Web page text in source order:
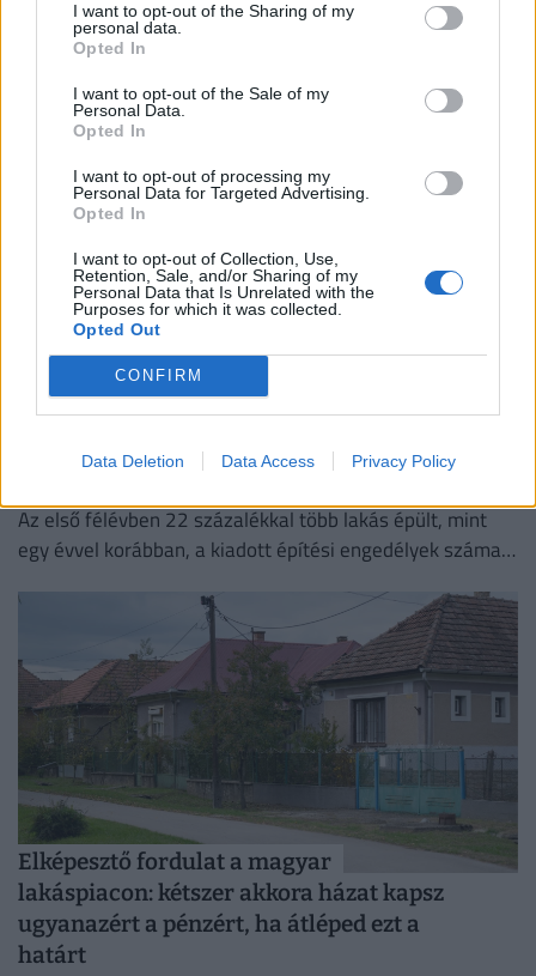
I want to opt-out of the Sharing of my
personal data.
Opted In
I want to opt-out of the Sale of my
Personal Data.
Opted In
I want to opt-out of processing my
Personal Data for Targeted Advertising.
Opted In
I want to opt-out of Collection, Use,
Retention, Sale, and/or Sharing of my
Personal Data that Is Unrelated with the
Purposes for which it was collected.
Opted Out
CONFIRM
Data Deletion Data Access Privacy Policy
az új Sziget-őrült
Friss foglalási adatok alapján 82 különböző országból
idején,
Döbbenetes szakadék a magyar
lakáspiacon: van olyan vármegye, ahol
Az első félévben 22 százalékkal több lakás épült, mint
egy évvel korábban, a kiadott építési engedélyek száma
Elképesztő fordulat a magyar
lakáspiacon: kétszer akkora házat kapsz
ugyanazért a pénzért, ha átléped ezt a
határt